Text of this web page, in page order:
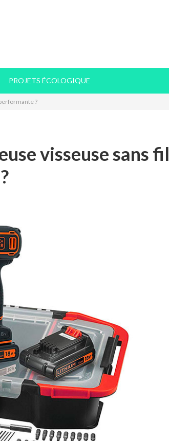
PROJETS ÉCOLOGIQUE
?
visseuse sans fil